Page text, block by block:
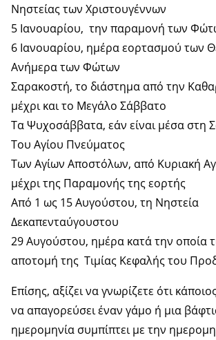
Νηστείας των Χριστουγέννων
5 Ιανουαρίου, την παραμονή των
6 Ιανουαρίου, ημέρα εορτασμού των
Ανήμερα των Φώτων
Σαρακοστή, το διάστημα από την
μέχρι και το Μεγάλο Σάββατο
Τα Ψυχοσάββατα, εάν είναι μέσα στη
Του Αγίου Πνεύματος
Των Αγίων Αποστόλων, από Κυριακή
μέχρι της Παραμονής της εορτής
Από 1 ως 15 Αυγούστου, τη Νηστεία
Δεκαπενταύγουστου
29 Αυγούστου, ημέρα κατά την οποία
αποτομή της Τιμίας Κεφαλής του
Επίσης, αξίζει να γνωρίζετε ότι
να απαγορεύσει έναν γάμο ή μια
ημερομηνία συμπίπτει με την